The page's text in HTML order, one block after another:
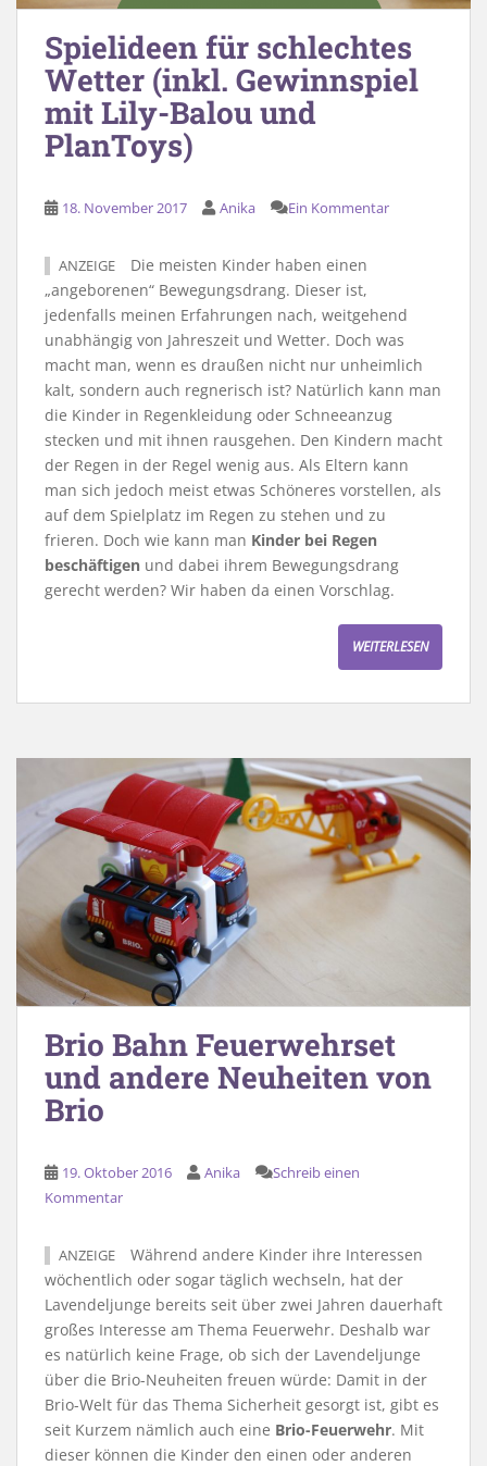
Spielideen für schlechtes
Wetter (inkl. Gewinnspiel
mit Lily-Balou und
PlanToys)
18. November 2017 Anika Ein Kommentar
ANZEIGE
Die meisten Kinder haben einen
„angeborenen“ Bewegungsdrang. Dieser ist,
jedenfalls meinen Erfahrungen nach, weitgehend
unabhängig von Jahreszeit und Wetter. Doch was
macht man, wenn es draußen nicht nur unheimlich
kalt, sondern auch regnerisch ist? Natürlich kann man
die Kinder in Regenkleidung oder Schneeanzug
stecken und mit ihnen rausgehen. Den Kindern macht
der Regen in der Regel wenig aus. Als Eltern kann
man sich jedoch meist etwas Schöneres vorstellen, als
auf dem Spielplatz im Regen zu stehen und zu
frieren. Doch wie kann man Kinder bei Regen
beschäftigen und dabei ihrem Bewegungsdrang
gerecht werden? Wir haben da einen Vorschlag.
WEITERLESEN
Brio Bahn Feuerwehrset
und andere Neuheiten von
Brio
19. Oktober 2016 Anika
Schreib einen
Kommentar
ANZEIGE
Während andere Kinder ihre Interessen
wöchentlich oder sogar täglich wechseln, hat der
Lavendeljunge bereits seit über zwei Jahren dauerhaft
großes Interesse am Thema Feuerwehr. Deshalb war
es natürlich keine Frage, ob sich der Lavendeljunge
über die Brio-Neuheiten freuen würde: Damit in der
Brio-Welt für das Thema Sicherheit gesorgt ist, gibt es
seit Kurzem nämlich auch eine Brio-Feuerwehr. Mit
dieser können die Kinder den einen oder anderen